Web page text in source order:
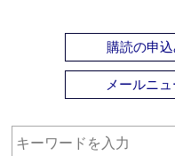
購読の申込
メールニ